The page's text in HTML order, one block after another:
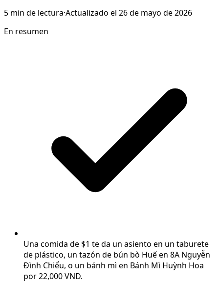
5 min de lectura·Actualizado el 26 de mayo de 2026
En resumen
Una comida de $1 te da un asiento en un taburete
de plástico, un tazón de bún bò Huế en 8A Nguyễn
Đình Chiểu, o un bánh mì en Bánh Mì Huỳnh Hoa
por 22,000 VND.